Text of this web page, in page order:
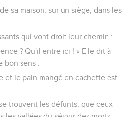
sa maison, sur un siège, dans les
qui vont droit leur chemin :
? Qu'il entre ici ! » Elle dit à
bon sens :
et le pain mangé en cachette est
trouvent les défunts, que ceux